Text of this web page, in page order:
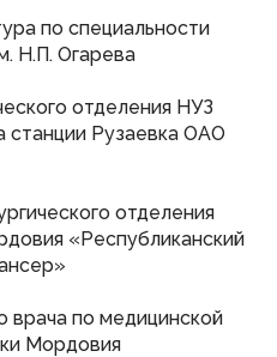
материалы
по специальности
Н.П. Огарева
отделения НУЗ
станции Рузаевка ОАО
отделения
«Республиканский
врача по медицинской
Мордовия